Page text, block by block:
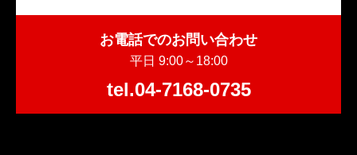
お電話でのお問い合わせ
平日 9:00～18:00
tel.04-7168-0735